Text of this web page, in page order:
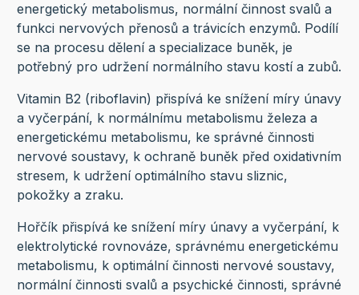
energetický metabolismus, normální činnost svalů a
funkci nervových přenosů a trávicích enzymů. Podílí
se na procesu dělení a specializace buněk, je
potřebný pro udržení normálního stavu kostí a zubů.
Vitamin B2 (riboflavin) přispívá ke snížení míry únavy
a vyčerpání, k normálnímu metabolismu železa a
energetickému metabolismu, ke správné činnosti
nervové soustavy, k ochraně buněk před oxidativním
stresem, k udržení optimálního stavu sliznic,
pokožky a zraku.
Hořčík přispívá ke snížení míry únavy a vyčerpání, k
elektrolytické rovnováze, správnému energetickému
metabolismu, k optimální činnosti nervové soustavy,
normální činnosti svalů a psychické činnosti, správné